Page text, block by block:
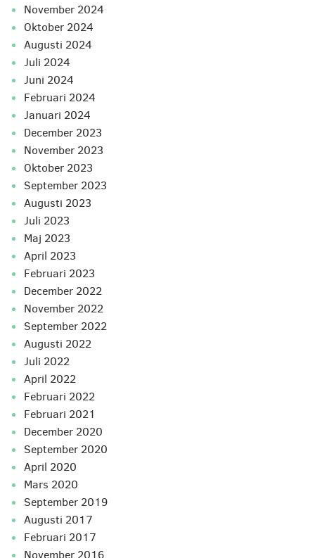
november 2024
oktober 2024
augusti 2024
juli 2024
juni 2024
februari 2024
januari 2024
december 2023
november 2023
oktober 2023
september 2023
augusti 2023
juli 2023
maj 2023
april 2023
februari 2023
december 2022
november 2022
september 2022
augusti 2022
juli 2022
april 2022
februari 2022
februari 2021
december 2020
september 2020
april 2020
mars 2020
september 2019
augusti 2017
februari 2017
november 2016